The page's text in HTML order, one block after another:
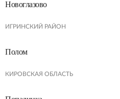
Новоглазово
ИГРИНСКИЙ РАЙОН
Полом
КИРОВСКАЯ ОБЛАСТЬ